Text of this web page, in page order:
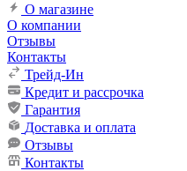
О магазине
О компании
Отзывы
Контакты
Трейд-Ин
Кредит и рассрочка
Гарантия
Доставка и оплата
Отзывы
Контакты